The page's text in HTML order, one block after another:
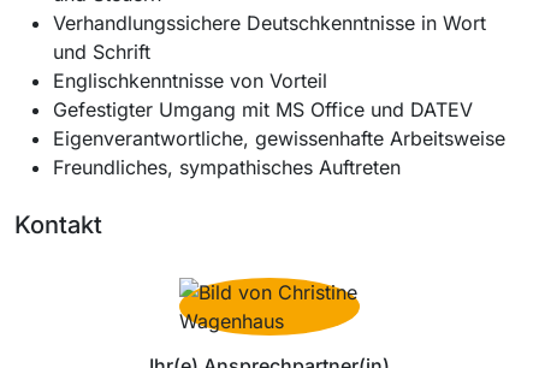
Verhandlungssichere Deutschkenntnisse in Wort
und Schrift
Englischkenntnisse von Vorteil
Gefestigter Umgang mit MS Office und DATEV
Eigenverantwortliche, gewissenhafte Arbeitsweise
Freundliches, sympathisches Auftreten
Kontakt